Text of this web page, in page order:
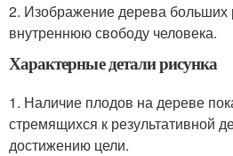
2. Изображение дерева больших
внутреннюю свободу человека.
Характерные детали рисунка
1. Наличие плодов на дереве
стремящихся к результативной
достижению цели.